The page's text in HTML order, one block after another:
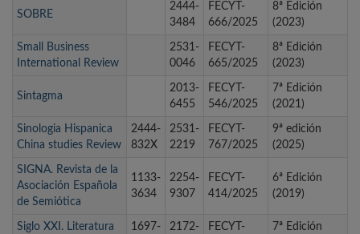
SOBRE
2444-
3484
FECYT-
666/2025
8ª Edición
(2023)
Small Business
International Review
2531-
0046
FECYT-
665/2025
8ª Edición
(2023)
Sintagma
2013-
6455
FECYT-
546/2025
7ª Edición
(2021)
Sinologia Hispanica
China studies Review
2444-
832X
2531-
2219
FECYT-
767/2025
9ª edición
(2025)
SIGNA. Revista de la
Asociación Española
de Semiótica
1133-
3634
2254-
9307
FECYT-
414/2025
6ª Edición
(2019)
Siglo XXI. Literatura
1697-
2172-
FECYT-
7ª Edición